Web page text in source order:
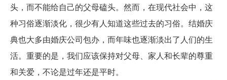
头，而不能给自己的父母磕头。然而，在现代社会中，这
种习俗逐渐淡化，很少有人知道这些过去的习俗。结婚庆
典也大多由婚庆公司包办，而年味也逐渐淡出了人们的生
活。重要的是，我们应该保持对父母、家人和长辈的尊重
和关爱，不论是过年还是平时。